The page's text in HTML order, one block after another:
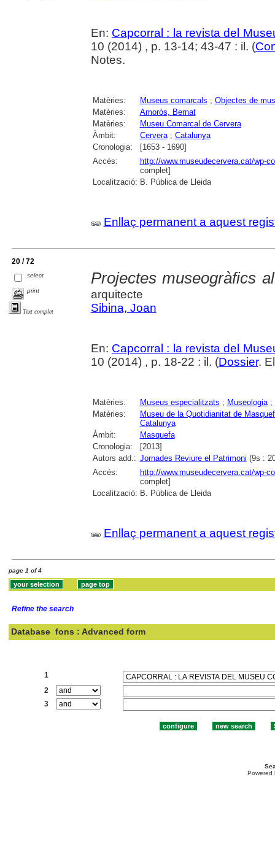
En: Capcorral : la revista del
10 (2014) , p. 13-14; 43-47 : il. (
Notes.
Matèries: Museus comarcals ; Objectes de
Matèries:
Amorós, Bernat
Matèries:
Museu Comarcal de Cervera
Àmbit:
Cervera; Catalunya
Cronologia:
[1653 - 1690]
Accés:
http://www.museudecervera.cat/wp-
complet]
Localització: B. Pública de Lleida
Enllaç permanent a aquest
20 / 72
select
print
Text complet
Projectes museogràfics
arquitecte
Sibina, Joan
En: Capcorral : la revista del
10 (2014) , p. 18-22 : il. (Dossier.
Matèries: Museus especialitzats ; Museologia;
Matèries:
Museu de la Quotidianitat de
Catalunya
Àmbit:
Masquefa
Cronologia:
[2013]
Autors add.: Jornades Reviure el Patrimoni (9s :
Accés:
http://www.museudecervera.cat/wp-
complet]
Localització: B. Pública de Lleida
Enllaç permanent a aquest
page 1 of 4
Refine the search
Database fons : Advanced form
1
2
3